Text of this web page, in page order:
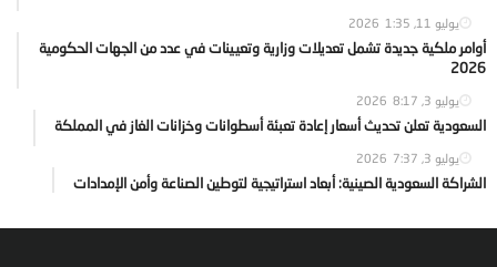
يوليو 11, 2026 1:35
أوامر ملكية جديدة تشمل تعديلات وزارية وتعيينات في عدد من الجهات الحكومية
2026
يوليو 3, 2026 8:17
السعودية تعلن تحديث أسعار إعادة تعبئة أسطوانات وخزانات الغاز في المملكة
يوليو 3, 2026 7:37
الشراكة السعودية الصينية: أبعاد استراتيجية لتوطين الصناعة وأمن الإمدادات